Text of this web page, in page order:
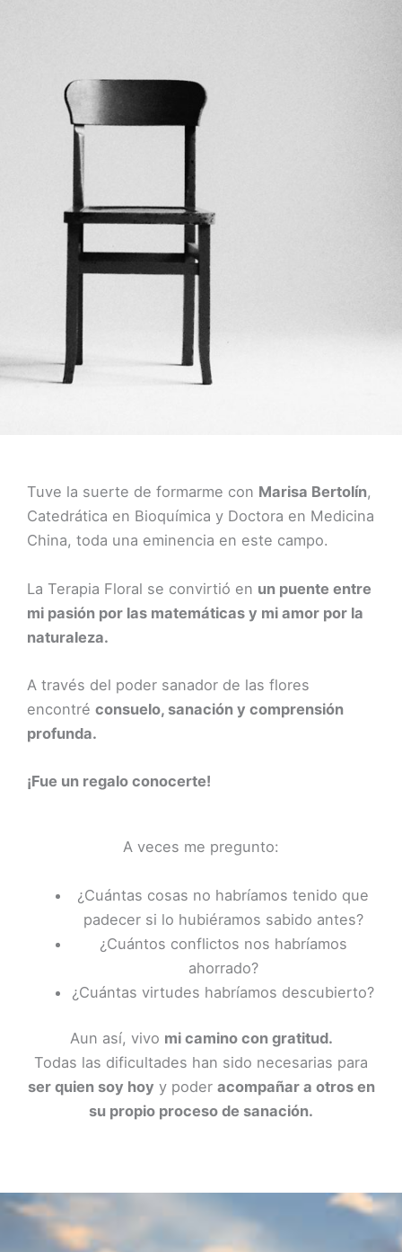
Tuve la suerte de formarme con Marisa Bertolín,
Catedrática en Bioquímica y Doctora en Medicina
China, toda una eminencia en este campo.
La Terapia Floral se convirtió en un puente entre
mi pasión por las matemáticas y mi amor por la
naturaleza.
A través del poder sanador de las flores
encontré consuelo, sanación y comprensión
profunda.
¡Fue un regalo conocerte!
A veces me pregunto:
¿Cuántas cosas no habríamos tenido que
padecer si lo hubiéramos sabido antes?
¿Cuántos conflictos nos habríamos
ahorrado?
¿Cuántas virtudes habríamos descubierto?
Aun así, vivo mi camino con gratitud.
Todas las dificultades han sido necesarias para
ser quien soy hoy y poder acompañar a otros en
su propio proceso de sanación.